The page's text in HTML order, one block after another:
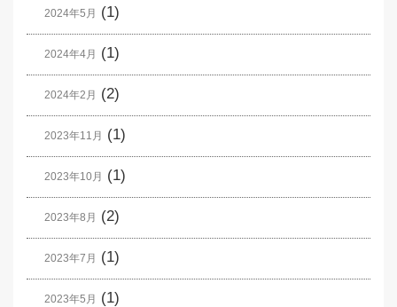
2024年5月 (1)
2024年4月 (1)
2024年2月 (2)
2023年11月 (1)
2023年10月 (1)
2023年8月 (2)
2023年7月 (1)
2023年5月 (1)